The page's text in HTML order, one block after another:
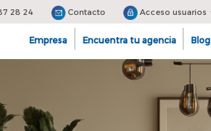
28 24 Contacto Acceso usuarios
Empresa Encuentra tu agencia Blog